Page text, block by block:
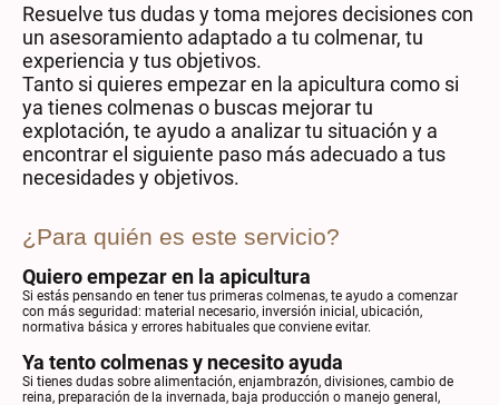
Resuelve tus dudas y toma mejores decisiones con
un asesoramiento adaptado a tu colmenar, tu
experiencia y tus objetivos.
Tanto si quieres empezar en la apicultura como si
ya tienes colmenas o buscas mejorar tu
explotación, te ayudo a analizar tu situación y a
encontrar el siguiente paso más adecuado a tus
necesidades y objetivos.
¿Para quién es este servicio?
Quiero empezar en la apicultura
Si estás pensando en tener tus primeras colmenas, te ayudo a comenzar
con más seguridad: material necesario, inversión inicial, ubicación,
normativa básica y errores habituales que conviene evitar.
Ya tento colmenas y necesito ayuda
Si tienes dudas sobre alimentación, enjambrazón, divisiones, cambio de
reina, preparación de la invernada, baja producción o manejo general,